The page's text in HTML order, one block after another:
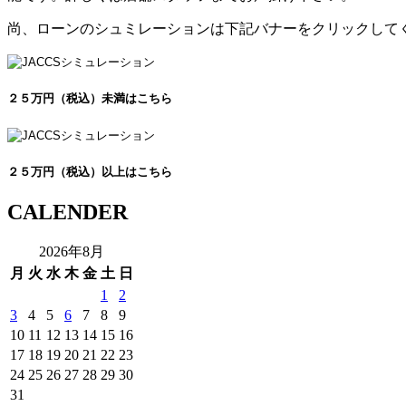
尚、ローンのシュミレーションは下記バナーをクリックして
２５万円（税込）未満はこちら
２５万円（税込）以上はこちら
CALENDER
2026年8月
月 火 水 木 金 土 日
1
2
3
4 5 6 7 8
9
10 11 12 13 14 15 16
17 18 19 20 21 22 23
24 25 26 27 28 29 30
31